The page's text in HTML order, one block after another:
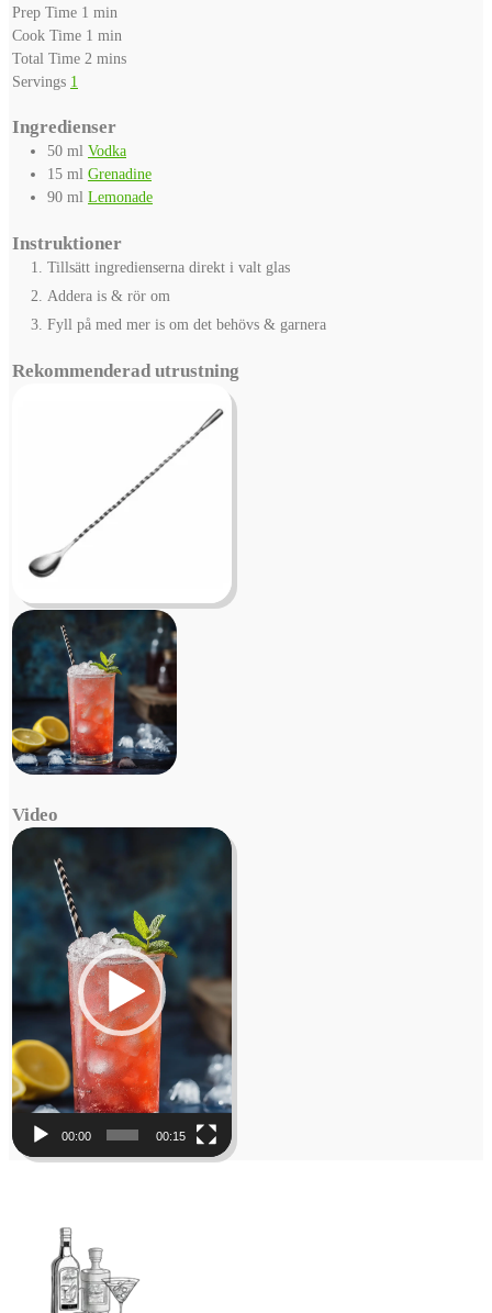
Prep Time 1 minute
min
Cook Time 1 minute
min
Total Time 2 minutes
mins
Servings 1
Ingredienser
50 ml Vodka
15 ml Grenadine
90 ml Lemonade
Instruktioner
Tillsätt ingredienserna direkt i valt glas
Addera is & rör om
Fyll på med mer is om det behövs & garnera
Rekommenderad utrustning
Video
Video
00:00 00:15